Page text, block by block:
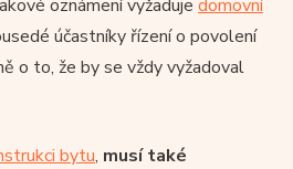
oznámení vyžaduje domovní
účastníky řízení o povolení
o to, že by se vždy vyžadoval
bytu, musí také